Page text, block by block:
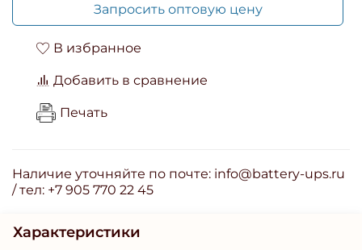
Запросить оптовую цену
В избранное
Добавить в сравнение
Печать
Наличие уточняйте по почте: info@battery-ups.ru
/ тел: +7 905 770 22 45
Характеристики